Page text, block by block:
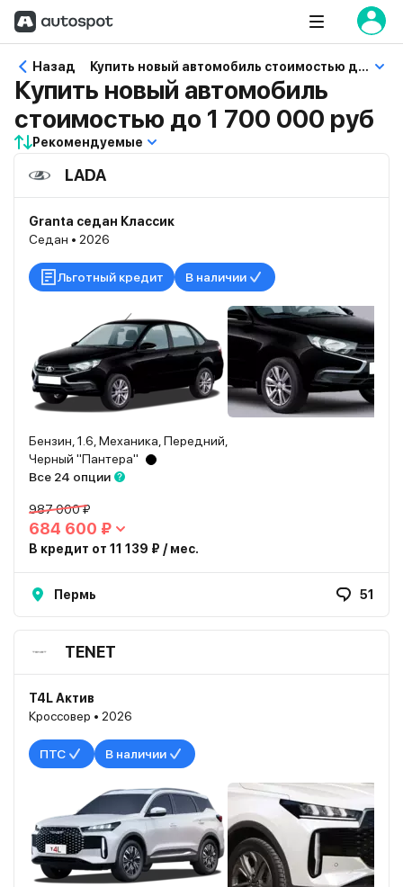
Назад Купить новый автомобиль стоимостью до 1 700 000 руб
Купить новый автомобиль
стоимостью до 1 700 000 руб
Рекомендуемые
LADA
Granta седан Классик
Седан • 2026
Льготный кредит В наличии
Бензин, 1.6, Механика, Передний,
Черный "Пантера"
Все 24 опции
987 000 ₽
684 600 ₽
В кредит от 11 139 ₽ / мес.
Пермь 51
TENET
T4L Актив
Кроссовер • 2026
ПТС В наличии